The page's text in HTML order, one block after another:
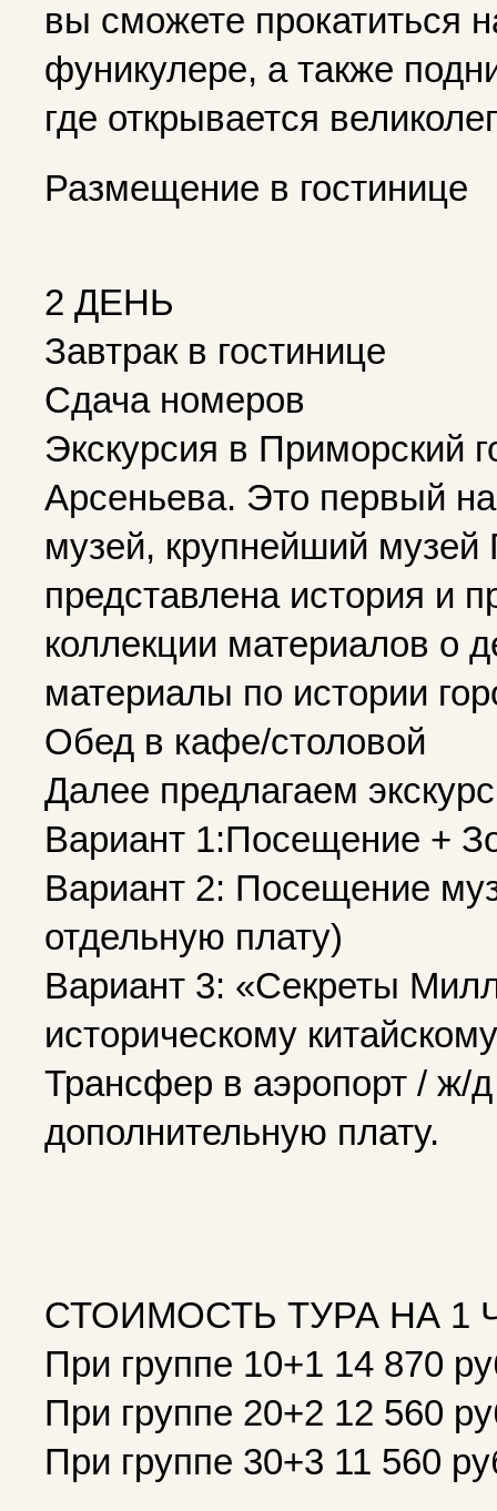
вы сможете прокатиться
фуникулере, а также
где открывается
Размещение в гостинице
2 ДЕНЬ
Завтрак в гостинице
Сдача номеров
Экскурсия в Приморский
Арсеньева. Это первый
музей, крупнейший музей
представлена история и
коллекции материалов о
материалы по истории
Обед в кафе/столовой
Далее предлагаем
Вариант 1:Посещение +
Вариант 2: Посещение
отдельную плату)
Вариант 3: «Секреты
историческому
Трансфер в аэропорт / ж/
дополнительную плату.
СТОИМОСТЬ ТУРА НА 1
При группе 10+1 14 870
При группе 20+2 12 560
При группе 30+3 11 560